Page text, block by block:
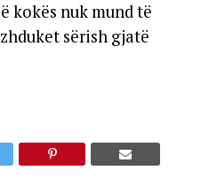
kokës nuk mund të
sërish gjatë